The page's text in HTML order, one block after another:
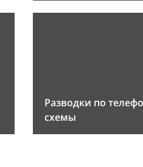
Разводки по
схемы